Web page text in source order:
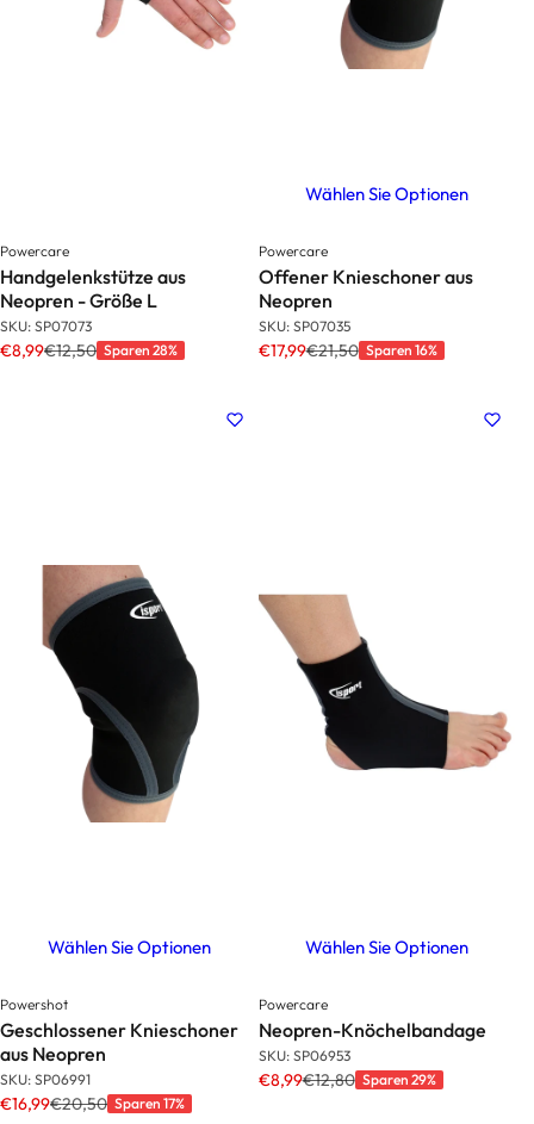
Powercare
Handgelenkstütze aus
Neopren - Größe L
SKU: SP07073
€8,99€12,50 Sparen 28%
Wählen Sie Optionen
Powercare
Offener Knieschoner aus
Neopren
SKU: SP07035
€17,99€21,50 Sparen 16%
Wählen Sie Optionen
Powershot
Geschlossener Knieschoner
aus Neopren
SKU: SP06991
€16,99€20,50 Sparen 17%
Wählen Sie Optionen
Powercare
Neopren-Knöchelbandage
SKU: SP06953
€8,99€12,80 Sparen 29%